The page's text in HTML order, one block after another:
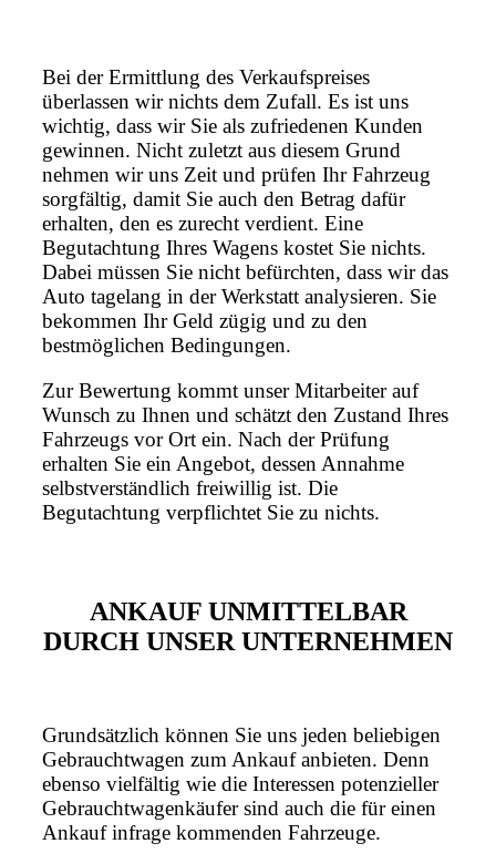
Bei der Ermittlung des Verkaufspreises
überlassen wir nichts dem Zufall. Es ist uns
wichtig, dass wir Sie als zufriedenen Kunden
gewinnen. Nicht zuletzt aus diesem Grund
nehmen wir uns Zeit und prüfen Ihr Fahrzeug
sorgfältig, damit Sie auch den Betrag dafür
erhalten, den es zurecht verdient. Eine
Begutachtung Ihres Wagens kostet Sie nichts.
Dabei müssen Sie nicht befürchten, dass wir das
Auto tagelang in der Werkstatt analysieren. Sie
bekommen Ihr Geld zügig und zu den
bestmöglichen Bedingungen.
Zur Bewertung kommt unser Mitarbeiter auf
Wunsch zu Ihnen und schätzt den Zustand Ihres
Fahrzeugs vor Ort ein. Nach der Prüfung
erhalten Sie ein Angebot, dessen Annahme
selbstverständlich freiwillig ist. Die
Begutachtung verpflichtet Sie zu nichts.
ANKAUF UNMITTELBAR
DURCH UNSER UNTERNEHMEN
Grundsätzlich können Sie uns jeden beliebigen
Gebrauchtwagen zum Ankauf anbieten. Denn
ebenso vielfältig wie die Interessen potenzieller
Gebrauchtwagenkäufer sind auch die für einen
Ankauf infrage kommenden Fahrzeuge.